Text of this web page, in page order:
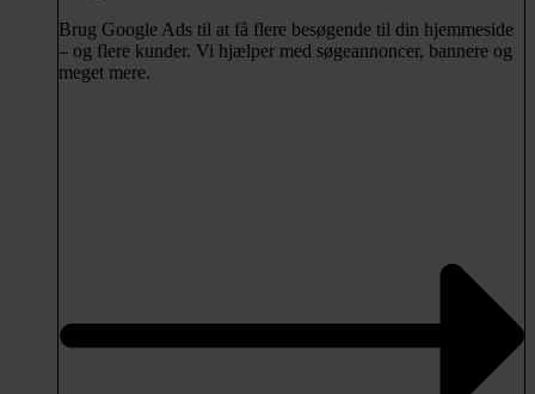
Brug Google Ads til at få flere besøgende til din hjemmeside
– og flere kunder. Vi hjælper med søgeannoncer, bannere og
meget mere.